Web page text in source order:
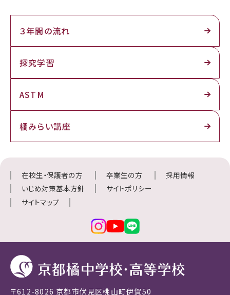
３年間の流れ
探究学習
ASTM
橘みらい講座
在校生・保護者の方 卒業生の方
採用情報
いじめ対策基本方針
サイトポリシー
サイトマップ
〒612-8026 京都市伏見区桃山町伊賀50